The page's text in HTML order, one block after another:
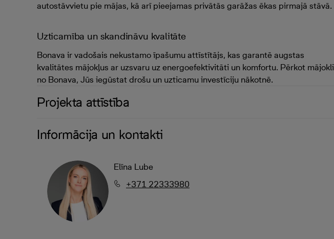
autostāvvietu pie mājas, kā arī pieejamas privātās garāžas ēkas pirmajā stāvā.
Uzticamība un skandināvu kvalitāte
Bonava ir vadošais nekustamo īpašumu attīstītājs, kas garantē augstas
kvalitātes mājokļus ar uzsvaru uz energoefektivitāti un komfortu. Pērkot mājokli
no Bonava, Jūs iegūstat drošu un uzticamu investīciju nākotnē.
Projekta attīstība
Informācija un kontakti
Elīna Lube
+371 22333980